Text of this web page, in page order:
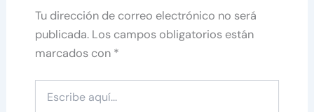
Tu dirección de correo electrónico no será
publicada. Los campos obligatorios están
marcados con *
aquí...